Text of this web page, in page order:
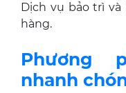
Dịch vụ bảo trì
hàng.
Phương
nhanh